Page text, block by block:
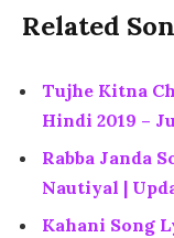
Related
Tujhe Kitna
Hindi 2019 –
Rabba Janda
Nautiyal |
Kahani Song